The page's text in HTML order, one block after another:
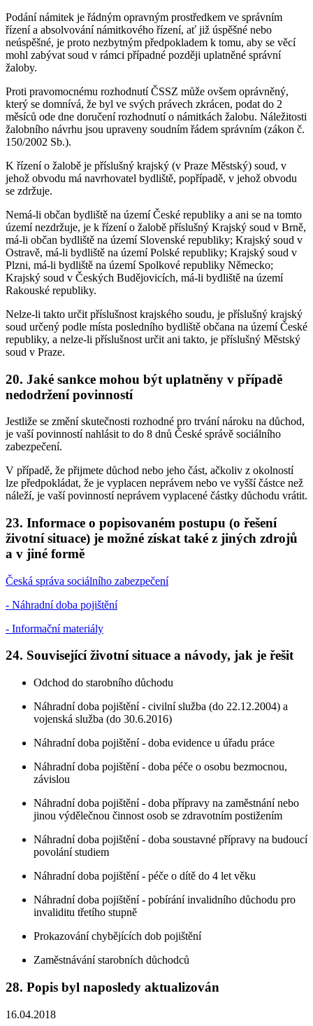
Podání námitek je řádným opravným prostředkem ve správním
řízení a absolvování námitkového řízení, ať již úspěšné nebo
neúspěšné, je proto nezbytným předpokladem k tomu, aby se věcí
mohl zabývat soud v rámci případné později uplatněné správní
žaloby.
Proti pravomocnému rozhodnutí ČSSZ může ovšem oprávněný,
který se domnívá, že byl ve svých právech zkrácen, podat do 2
měsíců ode dne doručení rozhodnutí o námitkách žalobu. Náležitosti
žalobního návrhu jsou upraveny soudním řádem správním (zákon č.
150/2002 Sb.).
K řízení o žalobě je příslušný krajský (v Praze Městský) soud, v
jehož obvodu má navrhovatel bydliště, popřípadě, v jehož obvodu
se zdržuje.
Nemá-li občan bydliště na území České republiky a ani se na tomto
území nezdržuje, je k řízení o žalobě příslušný Krajský soud v Brně,
má-li občan bydliště na území Slovenské republiky; Krajský soud v
Ostravě, má-li bydliště na území Polské republiky; Krajský soud v
Plzni, má-li bydliště na území Spolkové republiky Německo;
Krajský soud v Českých Budějovicích, má-li bydliště na území
Rakouské republiky.
Nelze-li takto určit příslušnost krajského soudu, je příslušný krajský
soud určený podle místa posledního bydliště občana na území České
republiky, a nelze-li příslušnost určit ani takto, je příslušný Městský
soud v Praze.
20. Jaké sankce mohou být uplatněny v případě
nedodržení povinností
Jestliže se změní skutečnosti rozhodné pro trvání nároku na důchod,
je vaší povinností nahlásit to do 8 dnů České správě sociálního
zabezpečení.
V případě, že přijmete důchod nebo jeho část, ačkoliv z okolností
lze předpokládat, že je vyplacen neprávem nebo ve vyšší částce než
náleží, je vaší povinností neprávem vyplacené částky důchodu vrátit.
23. Informace o popisovaném postupu (o řešení
životní situace) je možné získat také z jiných zdrojů
a v jiné formě
Česká správa sociálního zabezpečení
- Náhradní doba pojištění
- Informační materiály
24. Související životní situace a návody, jak je řešit
Odchod do starobního důchodu
Náhradní doba pojištění - civilní služba (do 22.12.2004) a
vojenská služba (do 30.6.2016)
Náhradní doba pojištění - doba evidence u úřadu práce
Náhradní doba pojištění - doba péče o osobu bezmocnou,
závislou
Náhradní doba pojištění - doba přípravy na zaměstnání nebo
jinou výdělečnou činnost osob se zdravotním postižením
Náhradní doba pojištění - doba soustavné přípravy na budoucí
povolání studiem
Náhradní doba pojištění - péče o dítě do 4 let věku
Náhradní doba pojištění - pobírání invalidního důchodu pro
invaliditu třetího stupně
Prokazování chybějících dob pojištění
Zaměstnávání starobních důchodců
28. Popis byl naposledy aktualizován
16.04.2018